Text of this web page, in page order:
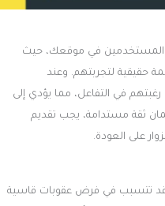
المستخدمين في موقعك، حيث
حقيقية لتجربتهم. وعند
في التفاعل، مما يؤدي إلى
ثقة مستدامة، يجب تقديم
على العودة.
قد تتسبب في فرض عقوبات قاسية